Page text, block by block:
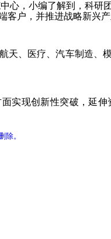
心，小编了解到，科研
客户，并推进战略新兴
、医疗、汽车制造、
实现创新性突破，延
除。